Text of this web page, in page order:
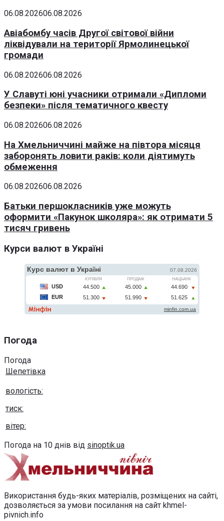
06.08.202606.08.2026
Авіабомбу часів Другої світової війни
ліквідували на території Ярмолинецької
громади
06.08.202606.08.2026
У Славуті юні учасники отримали «Дипломи
безпеки» після тематичного квесту
06.08.202606.08.2026
На Хмельниччині майже на півтора місяця
заборонять ловити раків: коли діятимуть
обмеження
06.08.202606.08.2026
Батьки першокласників уже можуть
оформити «Пакунок школяра»: як отримати 5
тисяч гривень
Курси валют в Україні
Погода
Погода
Шепетівка
вологість:
тиск:
вітер:
Погода на 10 днів від sinoptik.ua
Використання будь-яких матеріалів, розміщених на сайті,
дозволяється за умови посилання на сайт khmel-
pivnich.info